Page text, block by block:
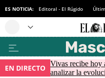
ES NOTICIA: Editoral - El Rúgido
EN DIRECTO Vivas recibe hoy
analizar la